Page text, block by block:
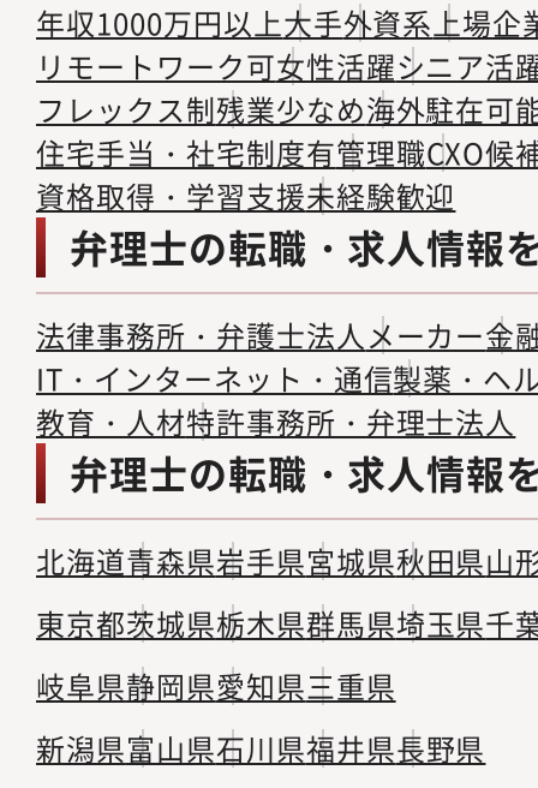
年収1000万円以上大手外資系上場企
リモートワーク可女性活躍シニア活
フレックス制残業少なめ海外駐在可
住宅手当・社宅制度有管理職CXO候
資格取得・学習支援未経験歓迎
弁理士の転職・求人情報
法律事務所・弁護士法人メーカー金
IT・インターネット・通信製薬・ヘ
教育・人材特許事務所・弁理士法人
弁理士の転職・求人情報
北海道青森県岩手県宮城県秋田県山
東京都茨城県栃木県群馬県埼玉県千
岐阜県静岡県愛知県三重県
新潟県富山県石川県福井県長野県